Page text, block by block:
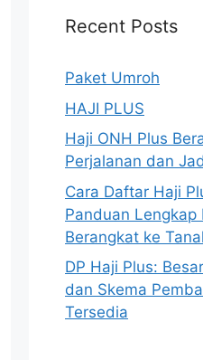
Recent Posts
Paket Umroh
HAJI PLUS
Haji ONH Plus
Perjalanan dan
Cara Daftar Haji
Panduan Lengkap
Berangkat ke
DP Haji Plus:
dan Skema
Tersedia